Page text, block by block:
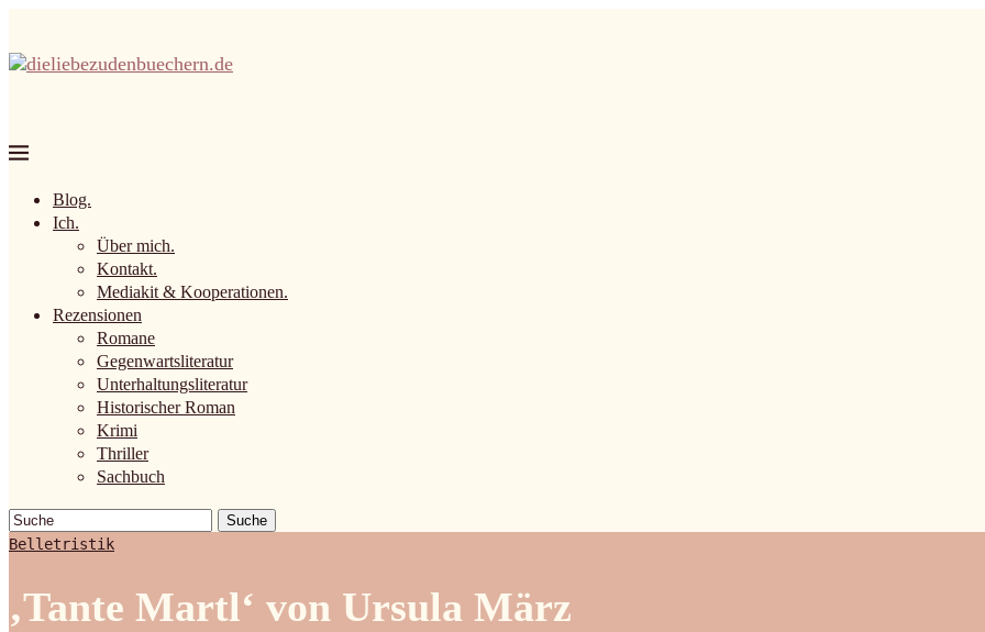
Blog.
Ich.
Über mich.
Kontakt.
Mediakit & Kooperationen.
Rezensionen
Romane
Gegenwartsliteratur
Unterhaltungsliteratur
Historischer Roman
Krimi
Thriller
Sachbuch
Suche
Belletristik
‚Tante Martl‘ von Ursula März